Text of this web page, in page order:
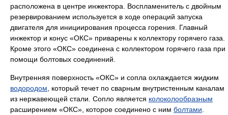
расположена в центре инжектора. Воспламенитель с двойным
резервированием используется в ходе операций запуска
двигателя для инициирования процесса горения. Главный
инжектор и конус «ОКС» приварены к коллектору горячего газа.
Кроме этого «ОКС» соединена с коллектором горячего газа при
помощи болтовых соединений.
Внутренняя поверхность «ОКС» и сопла охлаждается жидким
водородом , который течет по сварным внутристенным каналам
из нержавеющей стали. Сопло является колоколообразным
расширением «ОКС», которое соединено с ним болтами